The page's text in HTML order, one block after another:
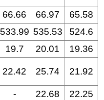
66.66 66.97
65.58
533.99 535.53
524.6
19.7 20.01
19.36
22.42 25.74 21.92
- 22.68
22.25